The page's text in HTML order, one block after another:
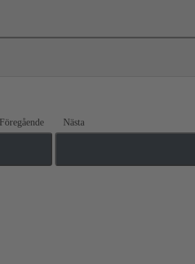
Föregående Nästa